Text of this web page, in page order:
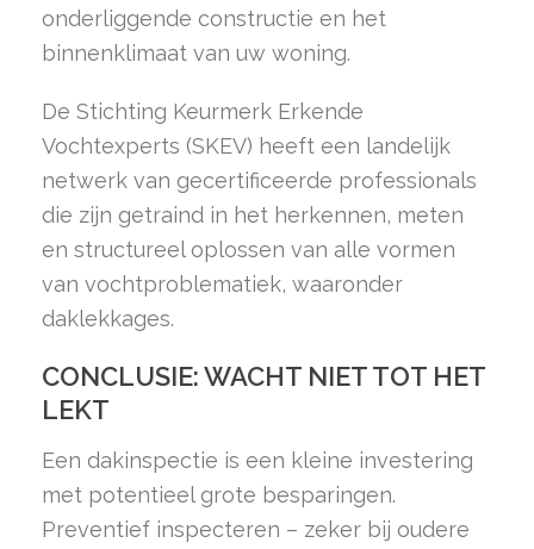
onderliggende constructie en het
binnenklimaat van uw woning.
De Stichting Keurmerk Erkende
Vochtexperts (SKEV) heeft een landelijk
netwerk van gecertificeerde professionals
die zijn getraind in het herkennen, meten
en structureel oplossen van alle vormen
van vochtproblematiek, waaronder
daklekkages.
CONCLUSIE: WACHT NIET TOT HET
LEKT
Een dakinspectie is een kleine investering
met potentieel grote besparingen.
Preventief inspecteren – zeker bij oudere